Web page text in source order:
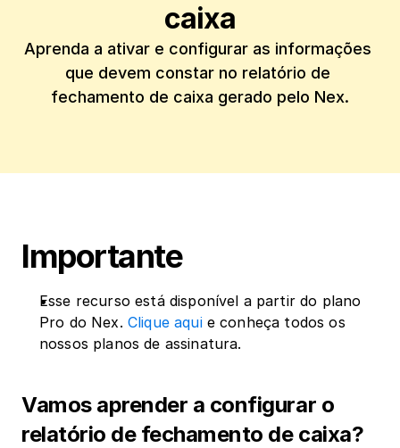
caixa
Aprenda a ativar e configurar as informações
que devem constar no relatório de
fechamento de caixa gerado pelo Nex.
Importante
Esse recurso está disponível a partir do plano
Pro do Nex. Clique aqui e conheça todos os
nossos planos de assinatura.
Vamos aprender a configurar o
relatório de fechamento de caixa?